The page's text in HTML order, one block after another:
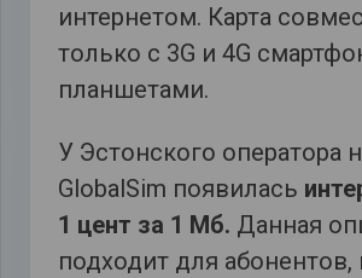
интернетом. Карта
только с 3G и 4G
планшетами.
У Эстонского оператора
GlobalSim появилась
1 цент за 1 Мб. Данная
подходит для абонентов,